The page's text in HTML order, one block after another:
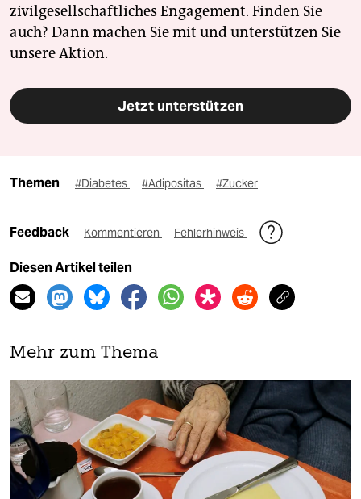
zivilgesellschaftliches Engagement. Finden Sie
auch? Dann machen Sie mit und unterstützen Sie
unsere Aktion.
Jetzt unterstützen
Themen #Diabetes #Adipositas #Zucker
Feedback Kommentieren Fehlerhinweis
Diesen Artikel teilen
Mehr zum Thema